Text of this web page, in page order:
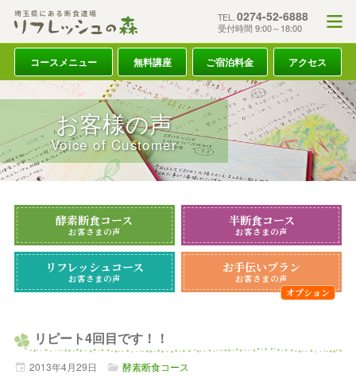
TEL. 0274-52-6888
受付時間 9:00～18:00
コースメニュー 無料講座 ご宿泊料金 アクセス
お客様の声
Voice of Customer
酵素断食コース
お客さまの声
半断食コース
お客さまの声
リフレッシュコース
お客さまの声
お手伝いプラン
お客さまの声
リピート4回目です！！
2013年4月29日 酵素断食コース